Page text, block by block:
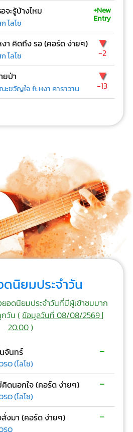
อจะรู้บ้างไหม
โลโซ
+New
Entry
งา คิดถึง รอ (คอร์ด ง่ายๆ)
โลโซ
▼
-2
ยป่า
ะขวัญใจ ft.หงา คาราวาน
▼
-13
นิยมประจำวัน
อดนิยมประจำวันที่มีผู้เข้าชมมาก
กวัน (ข้อมูลวันที่ 08/08/2569 |
20:00)
จันทร์
(โลโซ)
-
คิดนอกใจ (คอร์ด ง่ายๆ)
(โลโซ)
-
สั่งมา (คอร์ด ง่ายๆ) -